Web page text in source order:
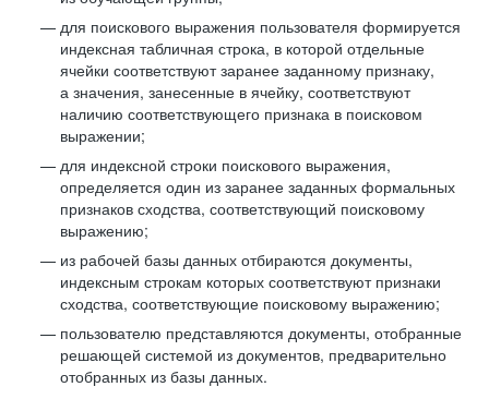
для поискового выражения пользователя формируется
индексная табличная строка, в которой отдельные
ячейки соответствуют заранее заданному признаку,
а значения, занесенные в ячейку, соответствуют
наличию соответствующего признака в поисковом
выражении;
для индексной строки поискового выражения,
определяется один из заранее заданных формальных
признаков сходства, соответствующий поисковому
выражению;
из рабочей базы данных отбираются документы,
индексным строкам которых соответствуют признаки
сходства, соответствующие поисковому выражению;
пользователю представляются документы, отобранные
решающей системой из документов, предварительно
отобранных из базы данных.